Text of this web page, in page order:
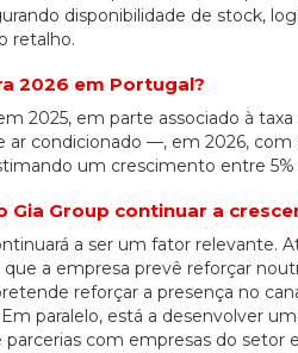
disponibilidade de stock,
retalho.
2026 em Portugal?
2025, em parte associado à
ar condicionado —, em 2026,
um crescimento entre 5%
Gia Group continuar a
a ser um fator relevante.
a empresa prevê reforçar
reforçar a presença no
paralelo, está a desenvolver
parcerias com empresas do